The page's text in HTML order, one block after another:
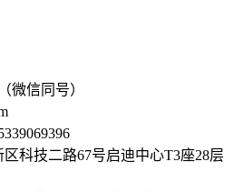
微信同号）
科技二路67号启迪中心T3座28层